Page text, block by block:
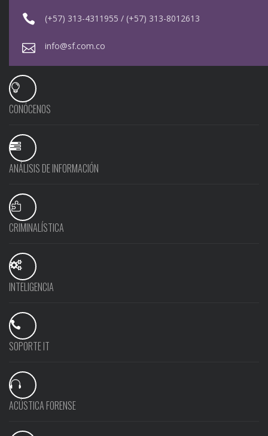
(+57) 313-4311955 / (+57) 313-8012613
info@sf.com.co
CONÓCENOS
ANÁLISIS DE INFORMACIÓN
CRIMINALÍSTICA
INTELIGENCIA
SOPORTE IT
ACÚSTICA FORENSE